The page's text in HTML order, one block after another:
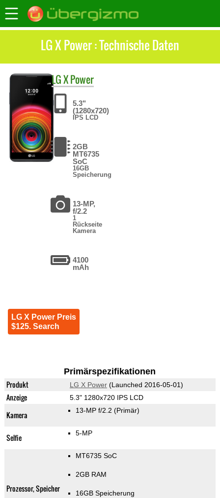
LG X Power : Technische Daten
LGX Power
5.3"
(1280x720)
IPS LCD
2GB
MT6735
SoC
16GB
Speicherung
13-MP,
f/2.2
1
Rückseite
Kamera
4100
mAh
LG X Power Preis
$125. Search
Primärspezifikationen
Produkt LG X Power(Launched 2016-05-01)
Anzeige 5.3" 1280x720 IPS LCD
Kamera 13-MP f/2.2 (Primär)
Selfie 5-MP
Prozessor, Speicher
MT6735 SoC
2GB RAM
16GB Speicherung